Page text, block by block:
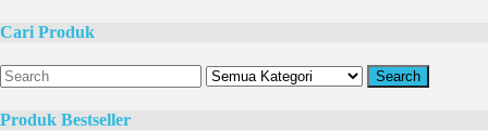
Cari Produk
Search
Produk Bestseller